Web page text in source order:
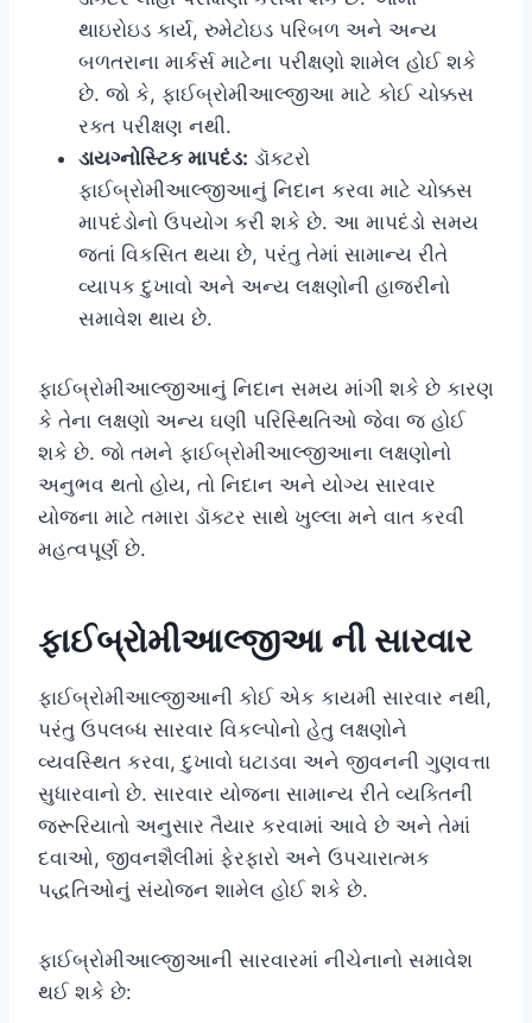
થાઇરોઇડ કાર્ય, રુમેટોઇડ પરિબળ અને અન્ય
બળતરાના માર્કર્સ માટેના પરીક્ષણો શામેલ હોઈ શકે
છે. જો કે, ફાઈબ્રોમીઆલ્જીઆ માટે કોઈ ચોક્કસ
રક્ત પરીક્ષણ નથી.
ડાયગ્નોસ્ટિક માપદંડ: ડૉક્ટરો
ફાઈબ્રોમીઆલ્જીઆનું નિદાન કરવા માટે ચોક્કસ
માપદંડોનો ઉપયોગ કરી શકે છે. આ માપદંડો સમય
જતાં વિકસિત થયા છે, પરંતુ તેમાં સામાન્ય રીતે
વ્યાપક દુખાવો અને અન્ય લક્ષણોની હાજરીનો
સમાવેશ થાય છે.
ફાઈબ્રોમીઆલ્જીઆનું નિદાન સમય માંગી શકે છે કારણ
કે તેના લક્ષણો અન્ય ઘણી પરિસ્થિતિઓ જેવા જ હોઈ
શકે છે. જો તમને ફાઈબ્રોમીઆલ્જીઆના લક્ષણોનો
અનુભવ થતો હોય, તો નિદાન અને યોગ્ય સારવાર
યોજના માટે તમારા ડૉક્ટર સાથે ખુલ્લા મને વાત કરવી
મહત્વપૂર્ણ છે.
ફાઈબ્રોમીઆલ્જીઆ ની સારવાર
ફાઈબ્રોમીઆલ્જીઆની કોઈ એક કાયમી સારવાર નથી,
પરંતુ ઉપલબ્ધ સારવાર વિકલ્પોનો હેતુ લક્ષણોને
વ્યવસ્થિત કરવા, દુખાવો ઘટાડવા અને જીવનની ગુણવત્તા
સુધારવાનો છે. સારવાર યોજના સામાન્ય રીતે વ્યક્તિની
જરૂરિયાતો અનુસાર તૈયાર કરવામાં આવે છે અને તેમાં
દવાઓ, જીવનશૈલીમાં ફેરફારો અને ઉપચારાત્મક
પદ્ધતિઓનું સંયોજન શામેલ હોઈ શકે છે.
ફાઈબ્રોમીઆલ્જીઆની સારવારમાં નીચેનાનો સમાવેશ
થઈ શકે છે: